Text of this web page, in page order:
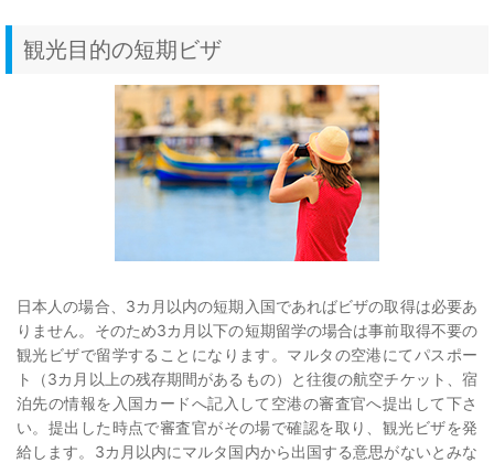
観光目的の短期ビザ
日本人の場合、3カ月以内の短期入国であればビザの取得は必要あ
りません。そのため3カ月以下の短期留学の場合は事前取得不要の
観光ビザで留学することになります。マルタの空港にてパスポー
ト（3カ月以上の残存期間があるもの）と往復の航空チケット、宿
泊先の情報を入国カードへ記入して空港の審査官へ提出して下さ
い。提出した時点で審査官がその場で確認を取り、観光ビザを発
給します。3カ月以内にマルタ国内から出国する意思がないとみな